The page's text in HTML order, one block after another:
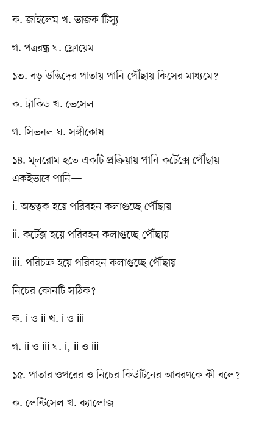
ক. জাইলেম খ. ভাজক টিস্যু
গ. পত্ররন্ধ্র ঘ. ফ্লোয়েম
১৩. বড় উদ্ভিদের পাতায় পানি পৌঁছায় কিসের মাধ্যমে?
ক. ট্রাকিড খ. ভেসেল
গ. সিভনল ঘ. সঙ্গীকোষ
১৪. মূলরোম হতে একটি প্রক্রিয়ায় পানি কর্টেক্সে পৌঁছায়।
একইভাবে পানি—
i. অন্তত্বক হয়ে পরিবহন কলাগুচ্ছে পৌঁছায়
ii. কর্টেক্স হয়ে পরিবহন কলাগুচ্ছে পৌঁছায়
iii. পরিচক্র হয়ে পরিবহন কলাগুচ্ছে পৌঁছায়
নিচের কোনটি সঠিক?
ক. i ও ii খ. i ও iii
গ. ii ও iii ঘ. i, ii ও iii
১৫. পাতার ওপরের ও নিচের কিউটিনের আবরণকে কী বলে?
ক. লেন্টিসেল খ. ক্যালোজ